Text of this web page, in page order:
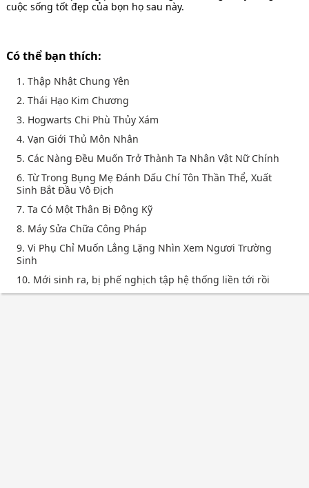
cuộc sống tốt đẹp của bọn họ sau này.
Có thể bạn thích:
1. Thập Nhật Chung Yên
2. Thái Hạo Kim Chương
3. Hogwarts Chi Phù Thủy Xám
4. Vạn Giới Thủ Môn Nhân
5. Các Nàng Đều Muốn Trở Thành Ta Nhân Vật Nữ Chính
6. Từ Trong Bụng Mẹ Đánh Dấu Chí Tôn Thần Thể, Xuất
Sinh Bắt Đầu Vô Địch
7. Ta Có Một Thân Bị Động Kỹ
8. Máy Sửa Chữa Công Pháp
9. Vi Phụ Chỉ Muốn Lẳng Lặng Nhìn Xem Ngươi Trường
Sinh
10. Mới sinh ra, bị phế nghịch tập hệ thống liền tới rồi